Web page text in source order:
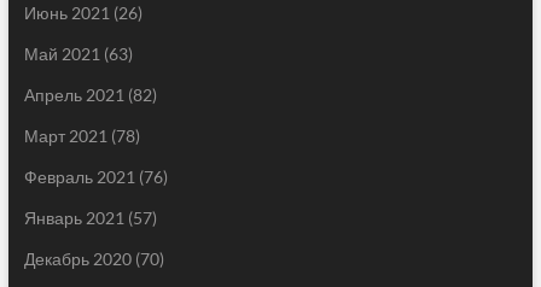
Июнь 2021 (26)
Май 2021 (63)
Апрель 2021 (82)
Март 2021 (78)
Февраль 2021 (76)
Январь 2021 (57)
Декабрь 2020(70)